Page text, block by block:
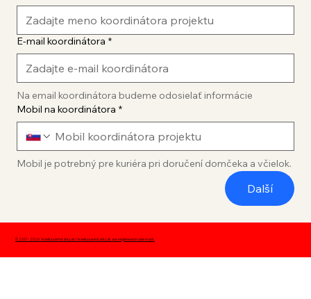
E‑mail koordinátora *
Na email koordinátora budeme odosielať informácie
Mobil na koordinátora *
Mobil je potrebný pre kuriéra pri doručení domčeka a včielok.
Další
© 2017 - 2026 Vcielkysamotarky.sk l Vcielkysamotarky.sk are registered trade mark.